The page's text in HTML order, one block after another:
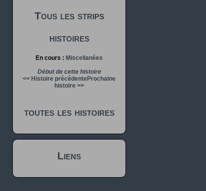
Tous les strips
histoires
En cours : Miscellanées
Début de cette histoire
<< Histoire précédenteProchaine
histoire >>
toutes les histoires
Liens